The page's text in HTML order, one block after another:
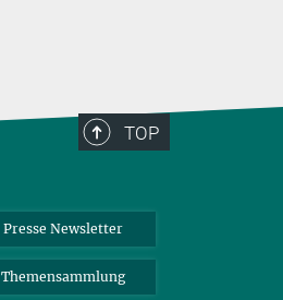
TOP
Presse Newsletter
Themensammlung